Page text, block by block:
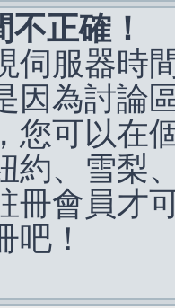
正確！
伺服器時
因為討論
您可以在
約、雪梨
冊會員才
吧！